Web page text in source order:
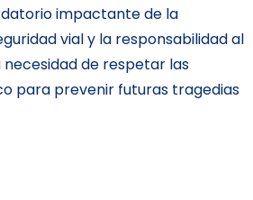
impactante de la
vial y la responsabilidad al
de respetar las
para prevenir futuras tragedias